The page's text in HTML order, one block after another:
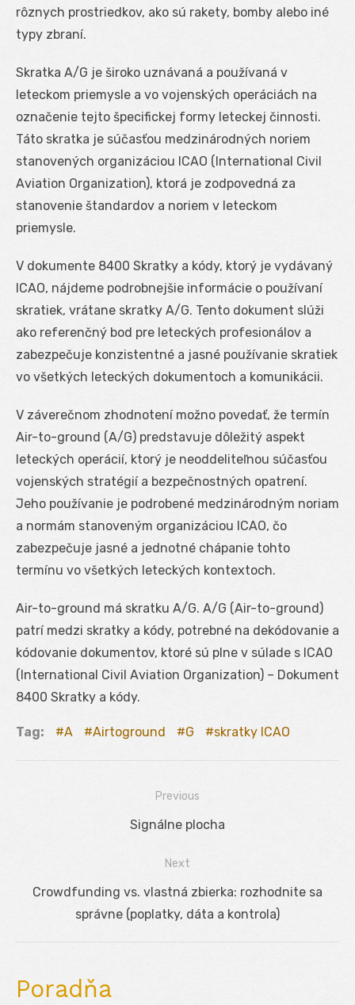
rôznych prostriedkov, ako sú rakety, bomby alebo iné
typy zbraní.
Skratka A/G je široko uznávaná a používaná v
leteckom priemysle a vo vojenských operáciách na
označenie tejto špecifickej formy leteckej činnosti.
Táto skratka je súčasťou medzinárodných noriem
stanovených organizáciou ICAO (International Civil
Aviation Organization), ktorá je zodpovedná za
stanovenie štandardov a noriem v leteckom
priemysle.
V dokumente 8400 Skratky a kódy, ktorý je vydávaný
ICAO, nájdeme podrobnejšie informácie o používaní
skratiek, vrátane skratky A/G. Tento dokument slúži
ako referenčný bod pre leteckých profesionálov a
zabezpečuje konzistentné a jasné používanie skratiek
vo všetkých leteckých dokumentoch a komunikácii.
V záverečnom zhodnotení možno povedať, že termín
Air-to-ground (A/G) predstavuje dôležitý aspekt
leteckých operácií, ktorý je neoddeliteľnou súčasťou
vojenských stratégií a bezpečnostných opatrení.
Jeho používanie je podrobené medzinárodným noriam
a normám stanoveným organizáciou ICAO, čo
zabezpečuje jasné a jednotné chápanie tohto
termínu vo všetkých leteckých kontextoch.
Air-to-ground má skratku A/G. A/G (Air-to-ground)
patrí medzi skratky a kódy, potrebné na dekódovanie a
kódovanie dokumentov, ktoré sú plne v súlade s ICAO
(International Civil Aviation Organization) – Dokument
8400 Skratky a kódy.
Tag: A Airtoground G skratky ICAO
Previous
Previous
Signálne plocha
Next
Next
Crowdfunding vs. vlastná zbierka: rozhodnite sa
správne (poplatky, dáta a kontrola)
Poradňa